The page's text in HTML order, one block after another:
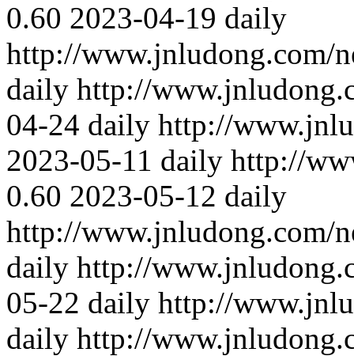
0.60 2023-04-19 daily
http://www.jnludong.com/
daily http://
04-24 daily http://
2023-05-11 daily http://
0.60 2023-05-12 daily
http://www.jnludong.com/
daily http://
05-22 daily http://
daily http://